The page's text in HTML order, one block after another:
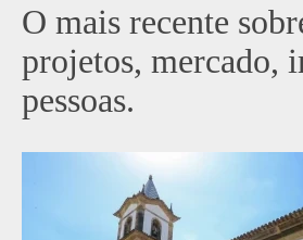
projetos, mercado,
pessoas.